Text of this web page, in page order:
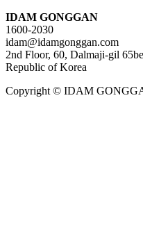
IDAM GONGGAN
1600-2030
idam@idamgonggan.com
2nd Floor, 60, Dalmaji-gil
Republic of Korea
Copyright © IDAM